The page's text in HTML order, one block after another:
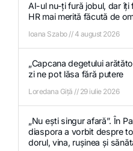
AI-ul nu-ți fură jobul, dar îți
HR mai merită făcută de
Ioana Szabo 4 august 2026
„Capcana degetului
zi ne pot lăsa fără putere
Loredana Giță 29 iulie 2026
„Nu ești singur afară”. În
diaspora a vorbit despre
dorul, vina, rușinea și